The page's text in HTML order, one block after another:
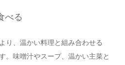
べる
り、温かい料理と組み合わせる
。味噌汁やスープ、温かい主菜と